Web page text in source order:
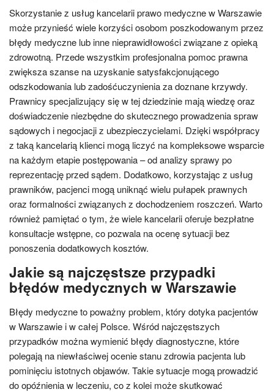
Skorzystanie z usług kancelarii prawo medyczne w Warszawie
może przynieść wiele korzyści osobom poszkodowanym przez
błędy medyczne lub inne nieprawidłowości związane z opieką
zdrowotną. Przede wszystkim profesjonalna pomoc prawna
zwiększa szanse na uzyskanie satysfakcjonującego
odszkodowania lub zadośćuczynienia za doznane krzywdy.
Prawnicy specjalizujący się w tej dziedzinie mają wiedzę oraz
doświadczenie niezbędne do skutecznego prowadzenia spraw
sądowych i negocjacji z ubezpieczycielami. Dzięki współpracy
z taką kancelarią klienci mogą liczyć na kompleksowe wsparcie
na każdym etapie postępowania – od analizy sprawy po
reprezentację przed sądem. Dodatkowo, korzystając z usług
prawników, pacjenci mogą uniknąć wielu pułapek prawnych
oraz formalności związanych z dochodzeniem roszczeń. Warto
również pamiętać o tym, że wiele kancelarii oferuje bezpłatne
konsultacje wstępne, co pozwala na ocenę sytuacji bez
ponoszenia dodatkowych kosztów.
Jakie są najczęstsze przypadki
błędów medycznych w Warszawie
Błędy medyczne to poważny problem, który dotyka pacjentów
w Warszawie i w całej Polsce. Wśród najczęstszych
przypadków można wymienić błędy diagnostyczne, które
polegają na niewłaściwej ocenie stanu zdrowia pacjenta lub
pominięciu istotnych objawów. Takie sytuacje mogą prowadzić
do opóźnienia w leczeniu, co z kolei może skutkować